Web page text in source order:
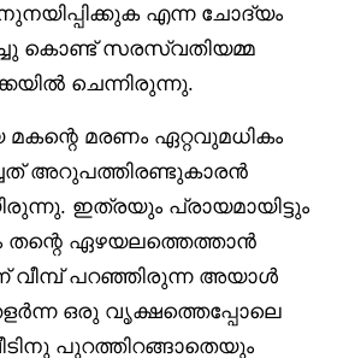
എന്ന ചോദ്യം
കൊണ്ട് സരസ്വതിയമ്മ
ചെന്നിരുന്നു.
മകന്റെ മരണം ഏറ്റവുമധികം
അറുപത്തിരണ്ടുകാരൻ
ഇത്രയും പ്രായമായിട്ടും
തന്റെ ഏഴയലത്തെത്താൻ
വീമ്പ് പറഞ്ഞിരുന്ന അയാൾ
ഒരു വൃക്ഷത്തെപ്പോലെ
പുറത്തിറങ്ങാതെയും